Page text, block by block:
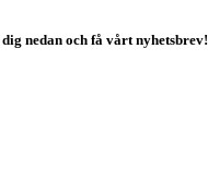
nedan och få vårt nyhetsbrev!